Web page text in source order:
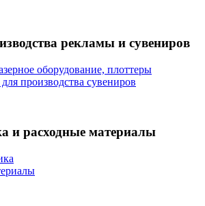
рекламы и сувениров
оборудование, плоттеры
производства сувениров
и расходные материалы